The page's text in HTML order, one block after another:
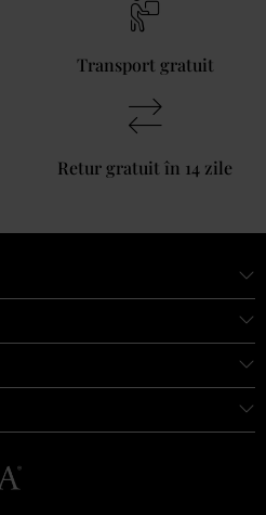
Transport gratuit
Retur gratuit în 14 zile